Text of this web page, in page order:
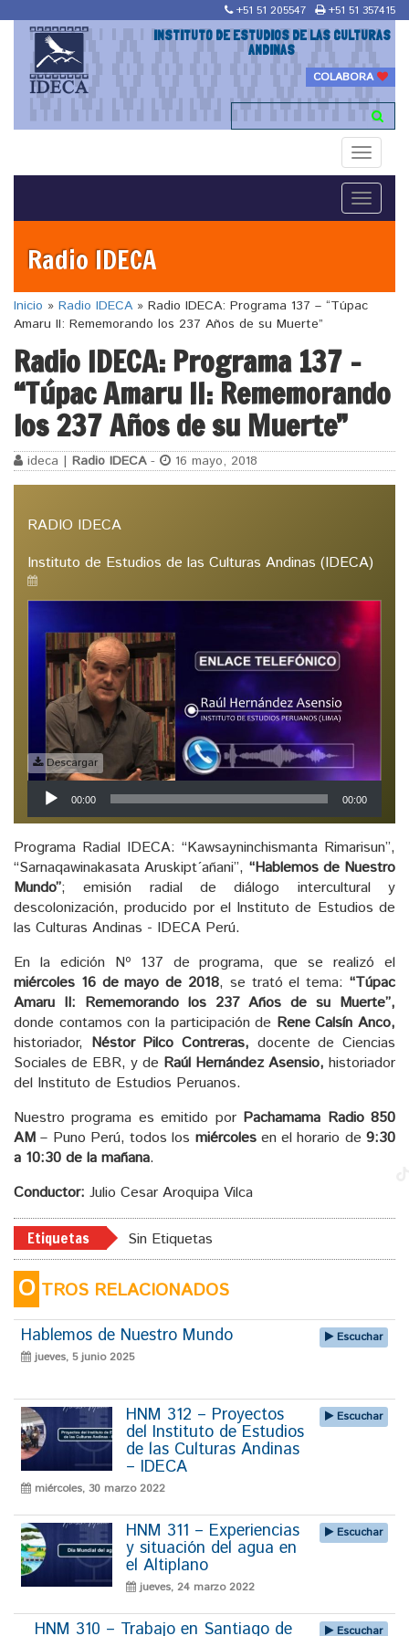
+51 51 205547 +51 51 357415
INSTITUTO DE ESTUDIOS DE LAS CULTURAS
ANDINAS
COLABORA
Toggle
Toggle
Radio IDECA
Inicio » Radio IDECA » Radio IDECA: Programa 137 – “Túpac
Amaru II: Rememorando los 237 Años de su Muerte”
Radio IDECA: Programa 137 –
“Túpac Amaru II: Rememorando
los 237 Años de su Muerte”
ideca | Radio IDECA- 16 mayo, 2018
RADIO IDECA
Instituto de Estudios de las Culturas Andinas (IDECA)
Descargar
Reproductor
de
audio
00:00 00:00
Programa Radial IDECA: “Kawsayninchismanta Rimarisun”,
“Sarnaqawinakasata Aruskipt´añani”, “Hablemos de Nuestro
Mundo”; emisión radial de diálogo intercultural y
descolonización, producido por el Instituto de Estudios de
las Culturas Andinas - IDECA Perú.
En la edición Nº 137 de programa, que se realizó el
miércoles 16 de mayo de 2018, se trató el tema: “Túpac
Amaru II: Rememorando los 237 Años de su Muerte”,
donde contamos con la participación de Rene Calsín Anco,
historiador, Néstor Pilco Contreras, docente de Ciencias
Sociales de EBR, y de Raúl Hernández Asensio, historiador
del Instituto de Estudios Peruanos.
Nuestro programa es emitido por Pachamama Radio 850
AM – Puno Perú, todos los miércolesen el horario de9:30
a 10:30 de la mañana.
Conductor: Julio Cesar Aroquipa Vilca
Etiquetas Sin Etiquetas
O TROS RELACIONADOS
Hablemos de Nuestro Mundo
jueves, 5 junio 2025
Escuchar
HNM 312 – Proyectos
del Instituto de Estudios
de las Culturas Andinas
– IDECA
miércoles, 30 marzo 2022
Escuchar
HNM 311 – Experiencias
y situación del agua en
el Altiplano
jueves, 24 marzo 2022
Escuchar
HNM 310 – Trabajo en Santiago de Escuchar